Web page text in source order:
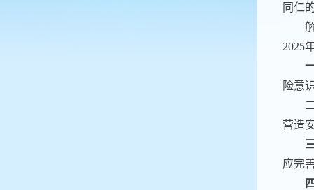
同仁
2025
险意
营造
应完